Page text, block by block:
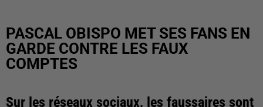
PASCAL OBISPO MET SES FANS EN
GARDE CONTRE LES FAUX
COMPTES
Sur les réseaux sociaux, les faussaires sont